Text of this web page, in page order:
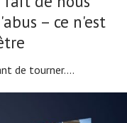
– ce n'est
de tourner....